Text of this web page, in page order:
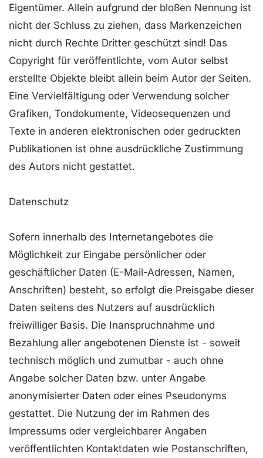
Eigentümer. Allein aufgrund der bloßen Nennung ist
nicht der Schluss zu ziehen, dass Markenzeichen
nicht durch Rechte Dritter geschützt sind! Das
Copyright für veröffentlichte, vom Autor selbst
erstellte Objekte bleibt allein beim Autor der Seiten.
Eine Vervielfältigung oder Verwendung solcher
Grafiken, Tondokumente, Videosequenzen und
Texte in anderen elektronischen oder gedruckten
Publikationen ist ohne ausdrückliche Zustimmung
des Autors nicht gestattet.
Datenschutz
Sofern innerhalb des Internetangebotes die
Möglichkeit zur Eingabe persönlicher oder
geschäftlicher Daten (E-Mail-Adressen, Namen,
Anschriften) besteht, so erfolgt die Preisgabe dieser
Daten seitens des Nutzers auf ausdrücklich
freiwilliger Basis. Die Inanspruchnahme und
Bezahlung aller angebotenen Dienste ist - soweit
technisch möglich und zumutbar - auch ohne
Angabe solcher Daten bzw. unter Angabe
anonymisierter Daten oder eines Pseudonyms
gestattet. Die Nutzung der im Rahmen des
Impressums oder vergleichbarer Angaben
veröffentlichten Kontaktdaten wie Postanschriften,